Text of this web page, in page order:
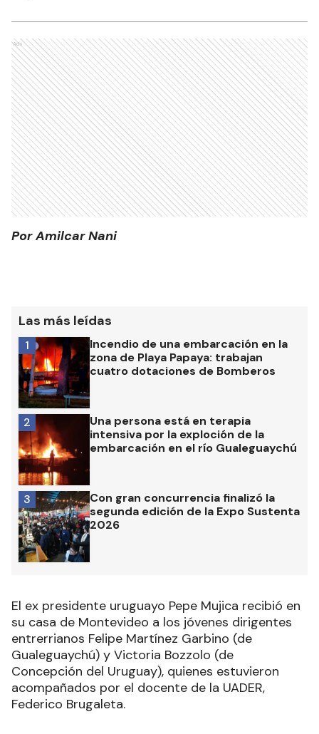
Ads
Por Amilcar Nani
Las más leídas
Incendio de una embarcación en la
zona de Playa Papaya: trabajan
cuatro dotaciones de Bomberos
1
Una persona está en terapia
intensiva por la exploción de la
embarcación en el río Gualeguaychú
2
Con gran concurrencia finalizó la
segunda edición de la Expo Sustenta
2026
3
El ex presidente uruguayo Pepe Mujica recibió en
su casa de Montevideo a los jóvenes dirigentes
entrerrianos Felipe Martínez Garbino (de
Gualeguaychú) y Victoria Bozzolo (de
Concepción del Uruguay), quienes estuvieron
acompañados por el docente de la UADER,
Federico Brugaleta.